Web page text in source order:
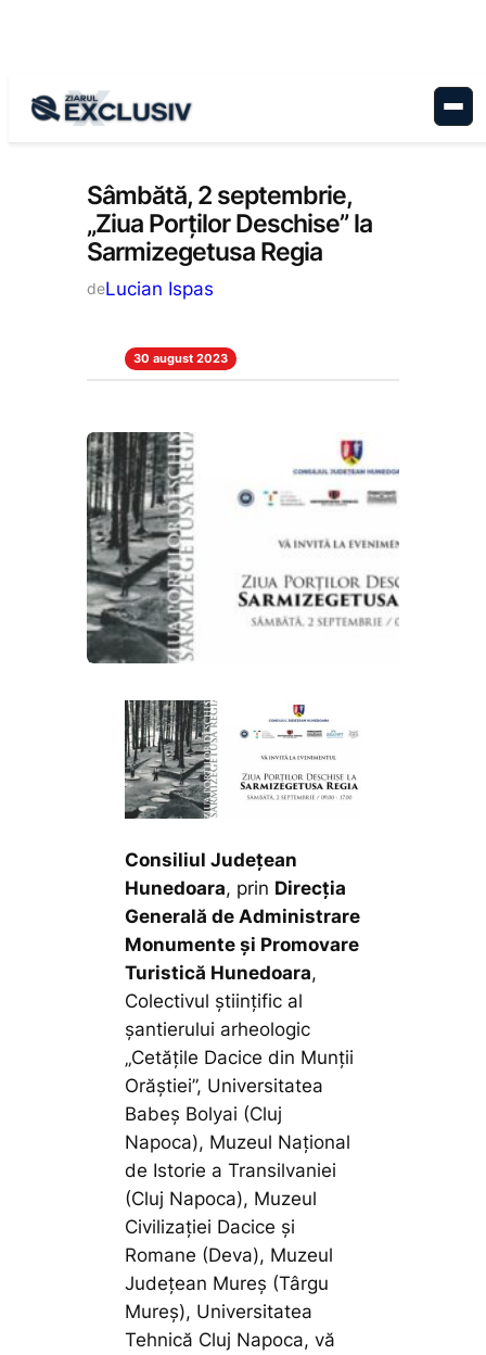
Reportaj, Stiri la zi
Sâmbătă, 2 septembrie,
„Ziua Porților Deschise” la
Sarmizegetusa Regia
deLucian Ispas
30 august 2023
Consiliul Județean
Hunedoara, prin Direcția
Generală de Administrare
Monumente și Promovare
Turistică Hunedoara,
Colectivul științific al
șantierului arheologic
„Cetățile Dacice din Munții
Orăștiei”, Universitatea
Babeș Bolyai (Cluj
Napoca), Muzeul Național
de Istorie a Transilvaniei
(Cluj Napoca), Muzeul
Civilizației Dacice și
Romane (Deva), Muzeul
Județean Mureș (Târgu
Mureș), Universitatea
Tehnică Cluj Napoca, vă